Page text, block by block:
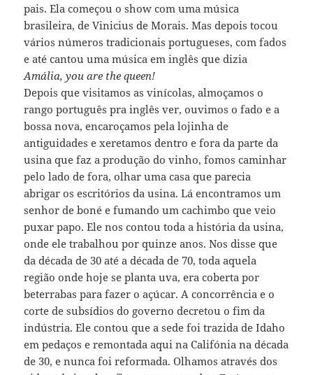
pais. Ela começou o show com uma música
brasileira, de Vinicius de Morais. Mas depois tocou
vários números tradicionais portugueses, com fados
e até cantou uma música em inglês que dizia
Amália, you are the queen!
Depois que visitamos as vinícolas, almoçamos o
rango português pra inglês ver, ouvimos o fado e a
bossa nova, encaroçamos pela lojinha de
antiguidades e xeretamos dentro e fora da parte da
usina que faz a produção do vinho, fomos caminhar
pelo lado de fora, olhar uma casa que parecia
abrigar os escritórios da usina. Lá encontramos um
senhor de boné e fumando um cachimbo que veio
puxar papo. Ele nos contou toda a história da usina,
onde ele trabalhou por quinze anos. Nos disse que
da década de 30 até a década de 70, toda aquela
região onde hoje se planta uva, era coberta por
beterrabas para fazer o açúcar. A concorrência e o
corte de subsídios do governo decretou o fim da
indústria. Ele contou que a sede foi trazida de Idaho
em pedaços e remontada aqui na Califónia na década
de 30, e nunca foi reformada. Olhamos através dos